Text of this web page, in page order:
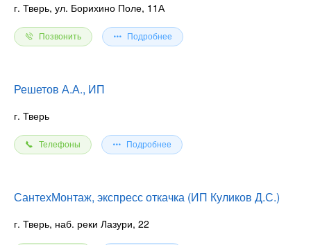
г. Тверь, ул. Борихино Поле, 11А
Позвонить Подробнее
Решетов А.А., ИП
г. Тверь
Телефоны Подробнее
СантехМонтаж, экспресс откачка (ИП Куликов Д.С.)
г. Тверь, наб. реки Лазури, 22